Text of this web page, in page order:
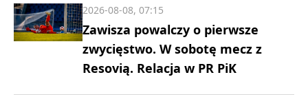
Zawisza powalczy o pierwsze
zwycięstwo. W sobotę mecz z
Resovią. Relacja w PR PiK
2026-08-08, 07:15